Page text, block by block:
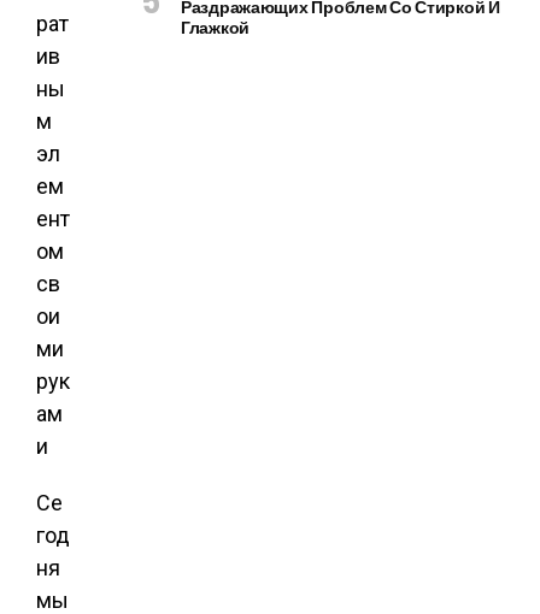
Се
год
ня
мы
Раздражающих Проблем Со Стиркой И
Глажкой